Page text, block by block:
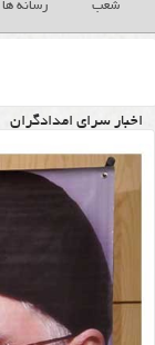
شعب رسانه ها
اخبار سرای امدادگران